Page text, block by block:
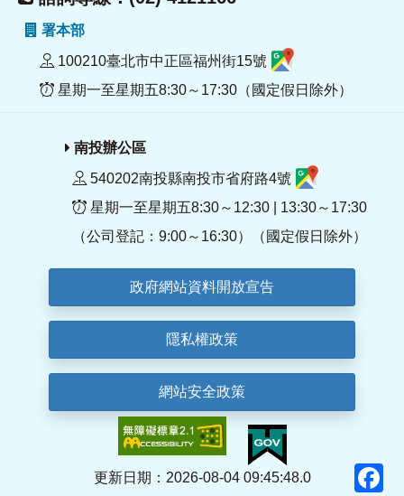
署本部
100210臺北市中正區福州街15號
星期一至星期五8:30～17:30（國定假日除外）
南投辦公區
540202南投縣南投市省府路4號
星期一至星期五8:30～12:30 | 13:30～17:30
（公司登記：9:00～16:30）（國定假日除外）
政府網站資料開放宣告
隱私權政策
網站安全政策
更新日期：2026-08-04 09:45:48.0